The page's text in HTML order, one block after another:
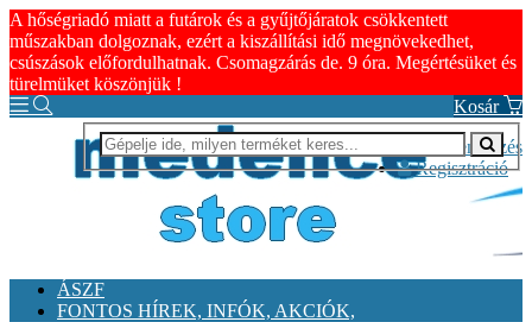
A hőségriadó miatt a futárok és a gyűjtőjáratok csökkentett
műszakban dolgoznak, ezért a kiszállítási idő megnövekedhet,
csúszások előfordulhatnak. Csomagzárás de. 9 óra. Megértésüket és
türelmüket köszönjük !
Kosár
Bejelentkezés
Regisztráció
ÁSZF
FONTOS HÍREK, INFÓK, AKCIÓK,